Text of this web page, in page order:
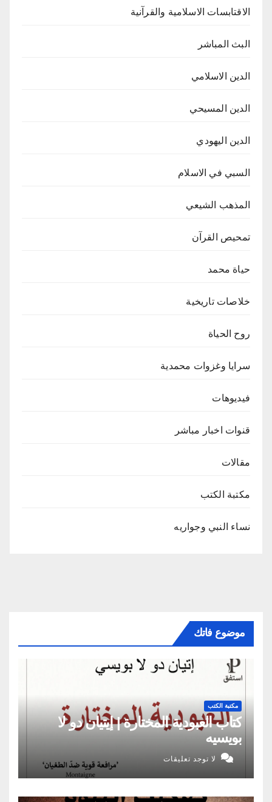
الاقتابسات الاسلامية والقرآنية
البث المباشر
الدين الاسلامي
الدين المسيحي
الدين اليهودي
السبي في الاسلام
المذهب الشيعي
تمحيص القرآن
حياة محمد
خلاصات تاريخية
روح الحياة
سرايا وغزوات محمدية
فيديوهات
قنوات اخبار مباشر
مقالات
مكتبة الكتب
نساء النبي وجواريه
موضوع فاتك
مكتبة الكتب
كتاب العبودية المختارة | إيتيان دو لا
بويسيه
لا توجد تعليقات